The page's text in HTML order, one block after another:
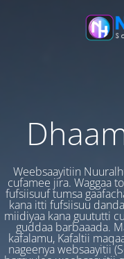
Weebsaayitiin
cufamee jira. Waggaa
fufsiisuuf tumsa
kana itti fufsiisuu
miidiyaa kana guututti
guddaa barbaaada.
kafalamu, Kafaltii
nageenya websaayitii